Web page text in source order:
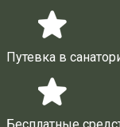
Путевка в